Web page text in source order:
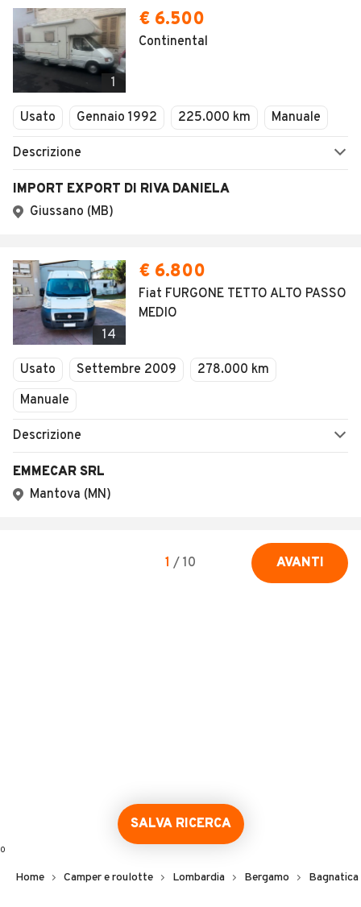
1
€ 6.500
Continental
Usato Gennaio 1992 225.000 km Manuale
Descrizione
IMPORT EXPORT DI RIVA DANIELA
Giussano (MB)
14
€ 6.800
Fiat FURGONE TETTO ALTO PASSO
MEDIO
Usato Settembre 2009
278.000 km
Manuale
Descrizione
EMMECAR SRL
Mantova (MN)
1 / 10 AVANTI
SALVA RICERCA
0
Home Camper e roulotte Lombardia Bergamo Bagnatica